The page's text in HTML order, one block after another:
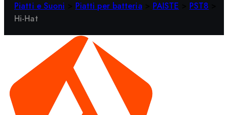
Piatti e Suoni Piatti per batteria PAISTE PST8
Hi-Hat